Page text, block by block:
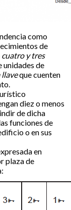
como
de
cuatro y tres
unidades de
llaveque cuenten
diez o menos
de dicha
funciones de
o en sus
en
plaza de